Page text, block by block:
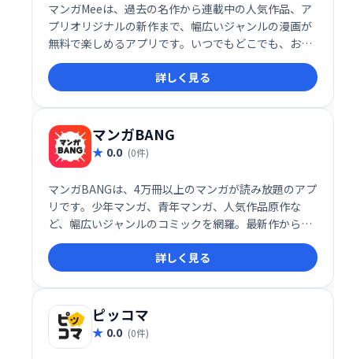
マンガMeeは、過去の名作から連載中の人気作品、ア
プリオリジナルの新作まで、幅広いジャンルの漫画が
無料で楽しめるアプリです。いつでもどこでも、お気
に入りの漫画を快適に読むことができます。豊富なラ
インナップで、きっとあなたのお気に入りが見つかる
はずです！
詳しく見る
マンガBANG
0.0 (0件)
マンガBANGは、4万冊以上のマンガが読み放題のアプ
リです。少年マンガ、青年マンガ、人気作品原作な
ど、幅広いジャンルのコミックを網羅。最新作から定
番作品まで、ドラマや映画の原作マンガも充実してい
ます。
詳しく見る
ピッコマ
0.0 (0件)